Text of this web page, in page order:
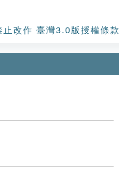
改作 臺灣3.0版授權條款